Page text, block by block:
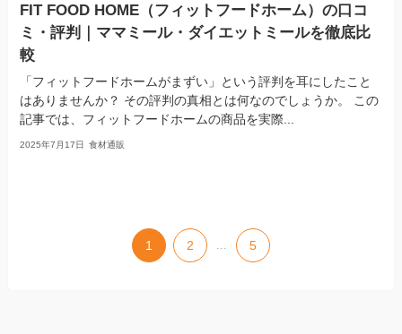
FIT FOOD HOME（フィットフードホーム）の口コ
ミ・評判｜ママミール・ダイエットミールを徹底比
較
「フィットフードホームがまずい」という評判を耳にしたこと
はありませんか？ その評判の真相とは何なのでしょうか。 この
記事では、フィットフードホームの商品を実際...
2025年7月17日 食材通販
1 2 ... 5